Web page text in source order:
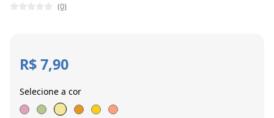
(0)
R$ 7,90
Selecione a cor